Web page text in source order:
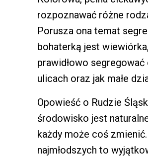
rozpoznawać różne
Porusza ona temat
bohaterką jest
prawidłowo
ulicach oraz jak małe
Opowieść o Rudzie
środowisko jest
każdy może coś
najmłodszych to